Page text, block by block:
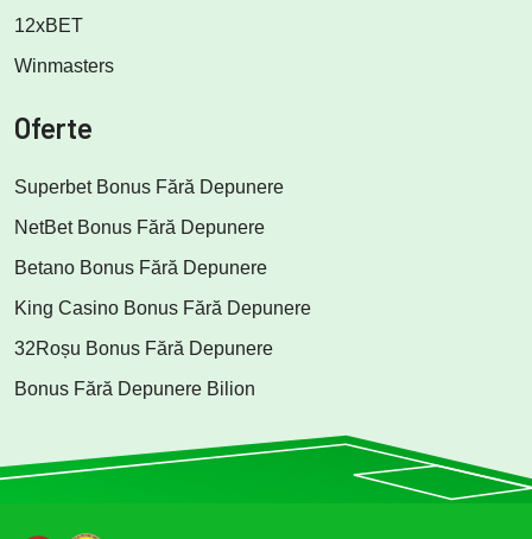
12xBET
Winmasters
Oferte
Superbet Bonus Fără Depunere
NetBet Bonus Fără Depunere
Betano Bonus Fără Depunere
King Casino Bonus Fără Depunere
32Roșu Bonus Fără Depunere
Bonus Fără Depunere Bilion